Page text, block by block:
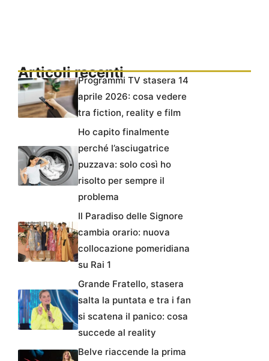
Articoli recentiProgrammi TV stasera 14
aprile 2026: cosa vedere
tra fiction, reality e film
Ho capito finalmente
perché l’asciugatrice
puzzava: solo così ho
risolto per sempre il
problema
Il Paradiso delle Signore
cambia orario: nuova
collocazione pomeridiana
su Rai 1
Grande Fratello, stasera
salta la puntata e tra i fan
si scatena il panico: cosa
succede al reality
Belve riaccende la prima